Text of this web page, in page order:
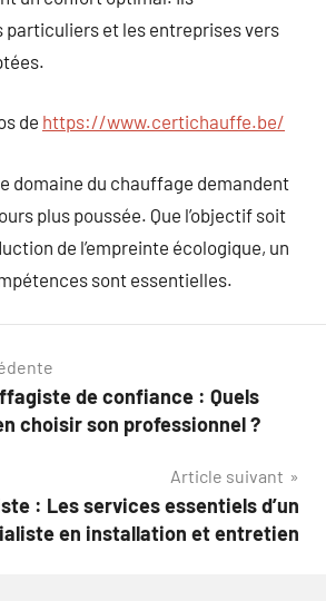
particuliers et les entreprises vers
de https://www.certichauffe.be/
domaine du chauffage demandent
plus poussée. Que l’objectif soit
de l’empreinte écologique, un
sont essentielles.
de confiance : Quels
choisir son professionnel ?
Article suivant
: Les services essentiels d’un
en installation et entretien